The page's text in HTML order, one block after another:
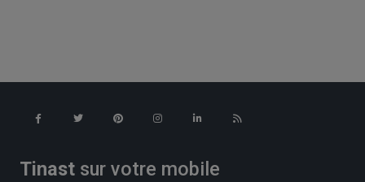
Tinast sur votre mobile